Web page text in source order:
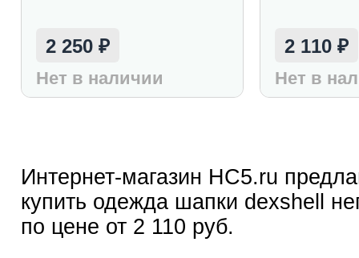
2 250 ₽
Нет в наличии
2 110₽
Нет в
Интернет-магазин HC5.ru
купить одежда шапки dexshell
по цене от 2 110 руб.